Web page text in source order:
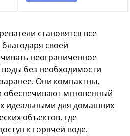
становятся все
своей
неограниченное
воды без необходимости
Они компактны,
обеспечивают мгновенный
идеальными для домашних
объектов, где
к горячей воде.